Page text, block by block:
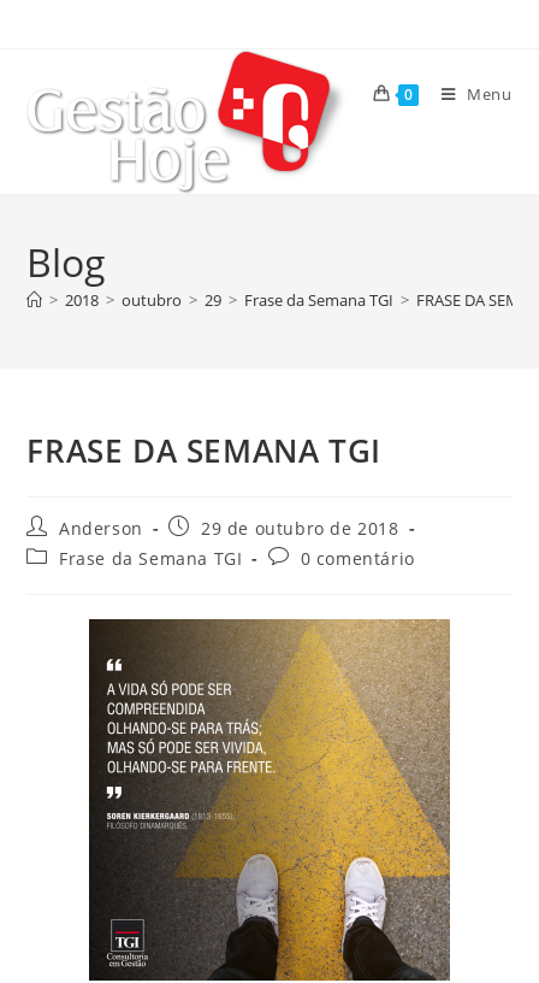
0 Menu
Blog
> 2018 > outubro > 29 > Frase da Semana TGI > FRASE DA
FRASE DA SEMANA TGI
Anderson
29 de outubro de 2018
Frase da Semana TGI
0 comentário